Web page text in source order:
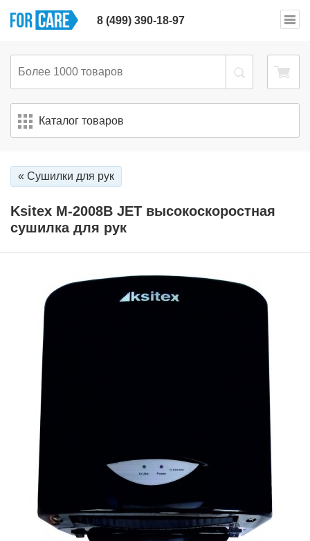
8 (499) 390-18-97
Каталог товаров
« Сушилки для рук
Ksitex M-2008B JET высокоскоростная
сушилка для рук